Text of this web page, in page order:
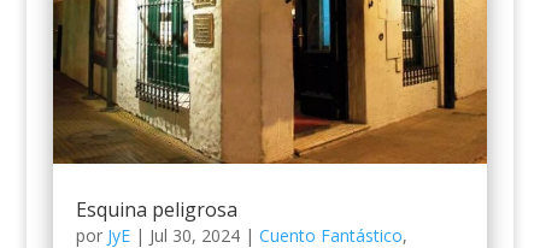
Esquina peligrosa
por JyE| Jul 30, 2024| Cuento Fantástico,